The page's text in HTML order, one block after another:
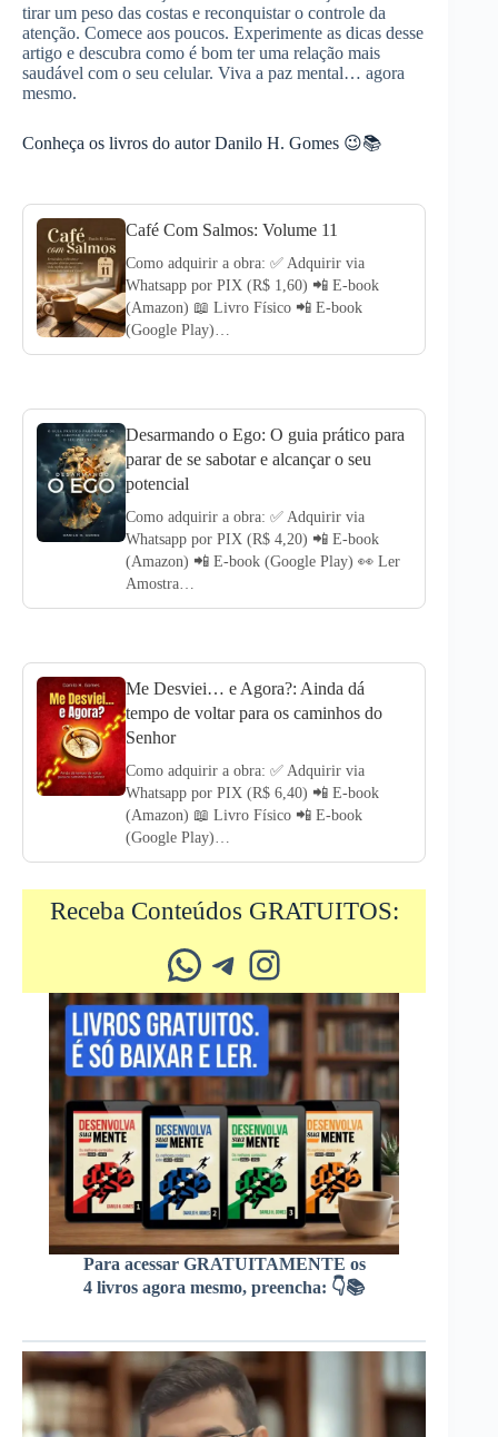
tirar um peso das costas e reconquistar o controle da
atenção. Comece aos poucos. Experimente as dicas desse
artigo e descubra como é bom ter uma relação mais
saudável com o seu celular. Viva a paz mental… agora
mesmo.
Conheça os livros do autor Danilo H. Gomes 😉📚
Café Com Salmos: Volume 11
Como adquirir a obra: ✅ Adquirir via
Whatsapp por PIX (R$ 1,60) 📲 E-book
(Amazon) 📖 Livro Físico 📲 E-book
(Google Play)…
Desarmando o Ego: O guia prático para
parar de se sabotar e alcançar o seu
potencial
Como adquirir a obra: ✅ Adquirir via
Whatsapp por PIX (R$ 4,20) 📲 E-book
(Amazon) 📲 E-book (Google Play) 👀 Ler
Amostra…
Me Desviei… e Agora?: Ainda dá
tempo de voltar para os caminhos do
Senhor
Como adquirir a obra: ✅ Adquirir via
Whatsapp por PIX (R$ 6,40) 📲 E-book
(Amazon) 📖 Livro Físico 📲 E-book
(Google Play)…
Receba Conteúdos GRATUITOS:
Whatsapp Telegram Instagram
Para acessar GRATUITAMENTE os
4 livros agora mesmo, preencha: 👇📚